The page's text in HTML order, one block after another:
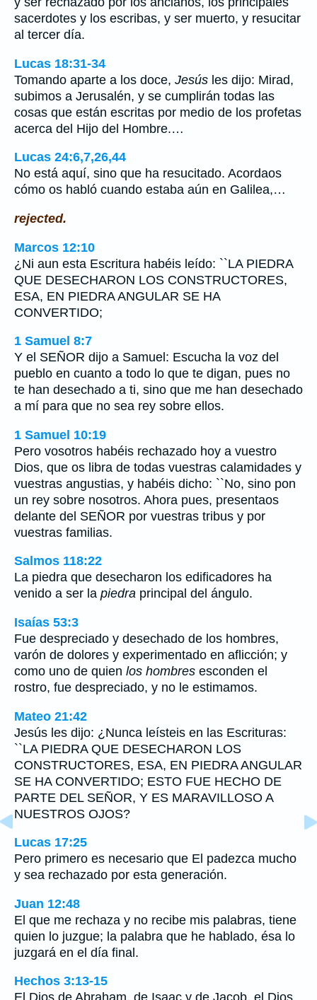
sacerdotes y los escribas, y ser muerto, y resucitar
al tercer día.
Lucas 18:31-34
Tomando aparte a los doce, Jesús les dijo: Mirad,
subimos a Jerusalén, y se cumplirán todas las
cosas que están escritas por medio de los profetas
acerca del Hijo del Hombre.…
Lucas 24:6,7,26,44
No está aquí, sino que ha resucitado. Acordaos
cómo os habló cuando estaba aún en Galilea,…
rejected.
Marcos 12:10
¿Ni aun esta Escritura habéis leído: ``LA PIEDRA
QUE DESECHARON LOS CONSTRUCTORES,
ESA, EN PIEDRA ANGULAR SE HA
CONVERTIDO;
1 Samuel 8:7
Y el SEÑOR dijo a Samuel: Escucha la voz del
pueblo en cuanto a todo lo que te digan, pues no
te han desechado a ti, sino que me han desechado
a mí para que no sea rey sobre ellos.
1 Samuel 10:19
Pero vosotros habéis rechazado hoy a vuestro
Dios, que os libra de todas vuestras calamidades y
vuestras angustias, y habéis dicho: ``No, sino pon
un rey sobre nosotros. Ahora pues, presentaos
delante del SEÑOR por vuestras tribus y por
vuestras familias.
Salmos 118:22
La piedra que desecharon los edificadores ha
venido a ser la piedra principal del ángulo.
Isaías 53:3
Fue despreciado y desechado de los hombres,
varón de dolores y experimentado en aflicción; y
como uno de quien los hombres esconden el
rostro, fue despreciado, y no le estimamos.
Mateo 21:42
Jesús les dijo: ¿Nunca leísteis en las Escrituras:
``LA PIEDRA QUE DESECHARON LOS
CONSTRUCTORES, ESA, EN PIEDRA ANGULAR
SE HA CONVERTIDO; ESTO FUE HECHO DE
PARTE DEL SEÑOR, Y ES MARAVILLOSO A
NUESTROS OJOS?
Lucas 17:25
Pero primero es necesario que El padezca mucho
y sea rechazado por esta generación.
Juan 12:48
El que me rechaza y no recibe mis palabras, tiene
quien lo juzgue; la palabra que he hablado, ésa lo
juzgará en el día final.
Hechos 3:13-15